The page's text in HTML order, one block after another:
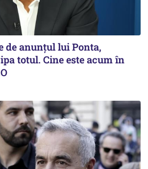
de anunțul lui Ponta,
totul. Cine este acum în